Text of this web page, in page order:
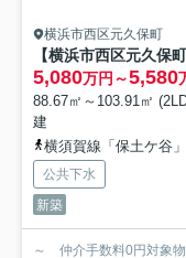
横浜市西区元久保町
5,080万円～5,580
88.67㎡～103.91㎡
建
横須賀線「保土ケ谷
公共下水
新築
～ 仲介手数料0円対象